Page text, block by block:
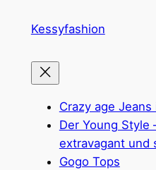
InhaltKessyfashion
Crazy age
Der Young Style
extravagant und
Gogo Tops